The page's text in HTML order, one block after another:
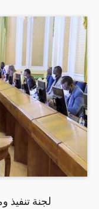
لجنة تنفيذ